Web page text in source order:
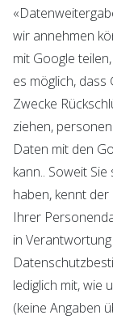
wir annehmen
mit Google
es möglich,
Zwecke
ziehen,
Daten mit den
kann.. Soweit
haben, kennt
Ihrer
in
lediglich mit, wie
(keine Angaben